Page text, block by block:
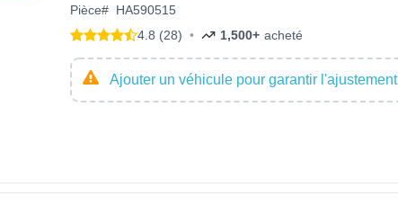
Pièce# HA590515
4.8 (28) • 1,500+ acheté
Ajouter un véhicule pour garantir l'ajustement